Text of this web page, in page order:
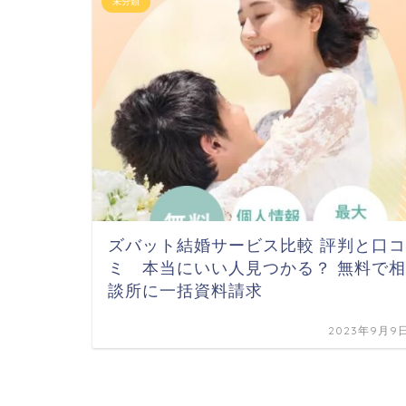
ズバット結婚サービス比較 評判と口コ
ミ 本当にいい人見つかる？ 無料で相
談所に一括資料請求
2023年9月9